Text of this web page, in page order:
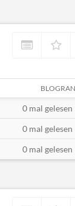
0 mal gelesen
0 mal gelesen
0 mal gelesen